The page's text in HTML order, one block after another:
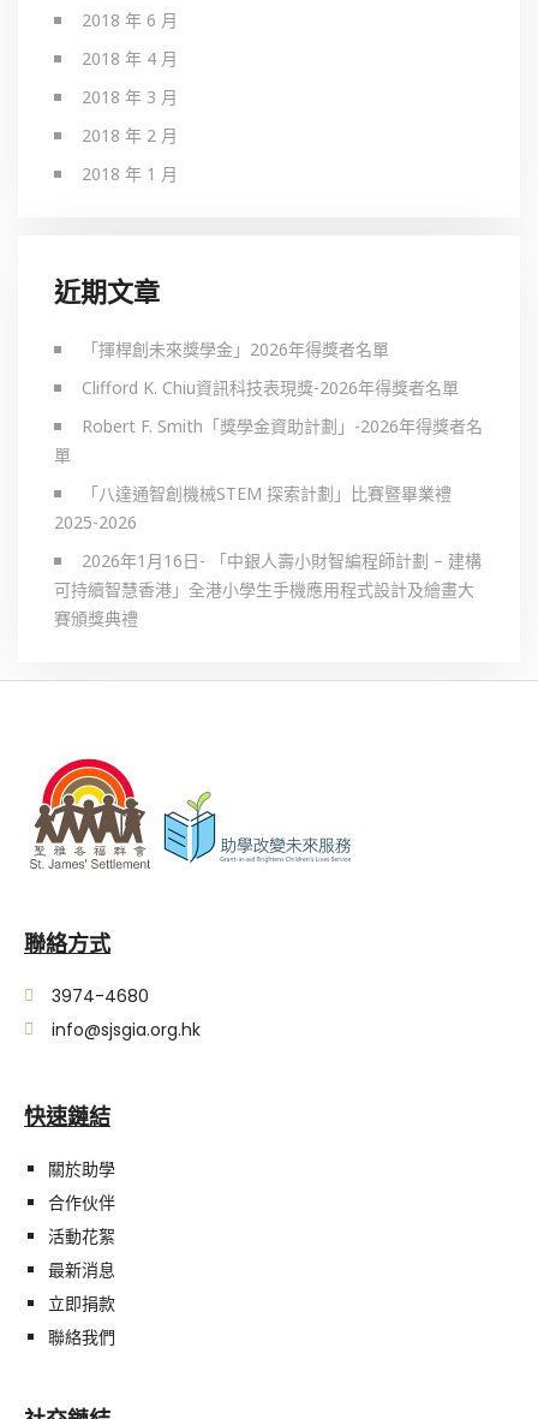
2018 年 6 月
2018 年 4 月
2018 年 3 月
2018 年 2 月
2018 年 1 月
近期文章
「揮桿創未來獎學金」2026年得獎者名單
Clifford K. Chiu資訊科技表現獎-2026年得獎者名單
Robert F. Smith「獎學金資助計劃」-2026年得獎者名
單
「八達通智創機械STEM 探索計劃」比賽暨畢業禮
2025-2026
2026年1月16日- 「中銀人壽小財智編程師計劃 – 建構
可持續智慧香港」全港小學生手機應用程式設計及繪畫大
賽頒獎典禮
聯絡方式
3974-4680
info@sjsgia.org.hk
快速鏈結
關於助學
合作伙伴
活動花絮
最新消息
立即捐款
聯絡我們